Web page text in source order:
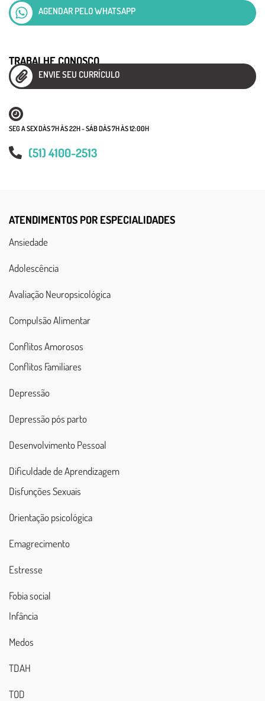
AGENDAR PELO WHATSAPP
SEG A SEX DÀS 7H ÀS 22H - SÁB DÀS 7H ÀS 12:00H
(51) 4100-2513
TRABALHE CONOSCO
ENVIE SEU CURRÍCULO
ATENDIMENTOS POR ESPECIALIDADES
Ansiedade
Adolescência
Avaliação Neuropsicológica
Compulsão Alimentar
Conflitos Amorosos
Conflitos Familiares
Depressão
Depressão pós parto
Desenvolvimento Pessoal
Dificuldade de Aprendizagem
Disfunções Sexuais
Orientação psicológica
Emagrecimento
Estresse
Fobia social
Infância
Medos
TDAH
TOD